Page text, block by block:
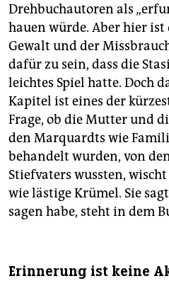
Drehbuchautoren als
hauen würde. Aber hier ist
Gewalt und der
dafür zu sein, dass die
leichtes Spiel hatte. Doch
Kapitel ist eines der
Frage, ob die Mutter und
den Marquardts wie
behandelt wurden, von
Stiefvaters wussten,
wie lästige Krümel. Sie
sagen habe, steht in dem
Erinnerung ist keine